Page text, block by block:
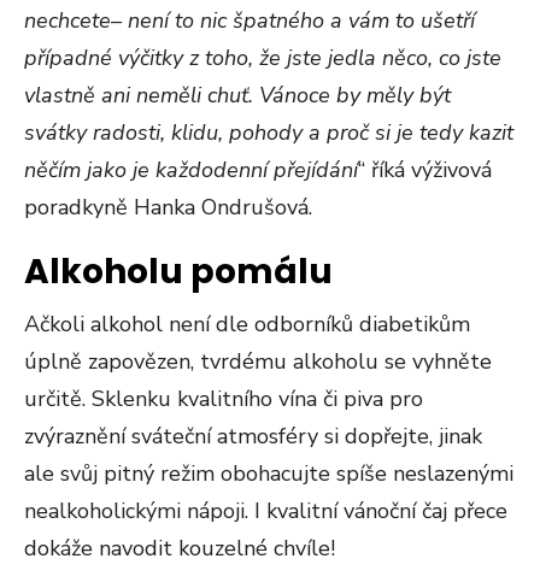
nechcete– není to nic špatného a vám to ušetří
případné výčitky z toho, že jste jedla něco, co jste
vlastně ani neměli chuť. Vánoce by měly být
svátky radosti, klidu, pohody a proč si je tedy kazit
něčím jako je každodenní přejídání“ říká výživová
poradkyně Hanka Ondrušová.
Alkoholu pomálu
Ačkoli alkohol není dle odborníků diabetikům
úplně zapovězen, tvrdému alkoholu se vyhněte
určitě. Sklenku kvalitního vína či piva pro
zvýraznění sváteční atmosféry si dopřejte, jinak
ale svůj pitný režim obohacujte spíše neslazenými
nealkoholickými nápoji. I kvalitní vánoční čaj přece
dokáže navodit kouzelné chvíle!